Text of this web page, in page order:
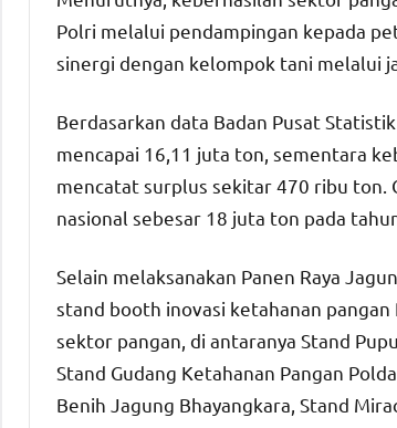
Polri melalui pendampingan kepada
sinergi dengan kelompok tani melalui
Berdasarkan data Badan Pusat
mencapai 16,11 juta ton, sementara
mencatat surplus sekitar 470 ribu ton.
nasional sebesar 18 juta ton pada
Selain melaksanakan Panen Raya
stand booth inovasi ketahanan
sektor pangan, di antaranya Stand
Stand Gudang Ketahanan Pangan
Benih Jagung Bhayangkara, Stand